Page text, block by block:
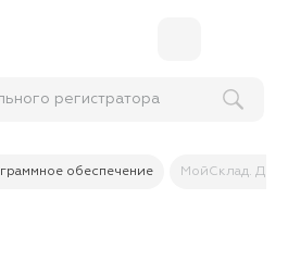
регистратора
обеспечение МойСклад.